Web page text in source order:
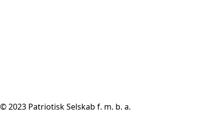
© 2023 Patriotisk Selskab f. m. b. a.